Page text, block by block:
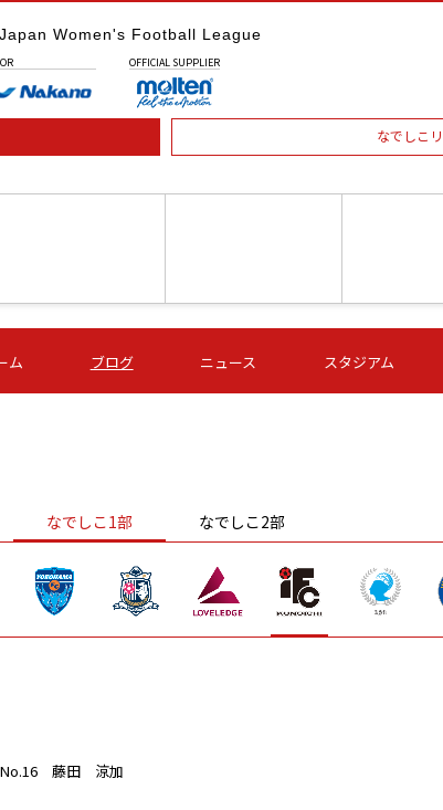
Japan Women's Football League
OFFICIAL SUPPLIER
なでしこ
第16節 09/05 (土) 16:00
ＡＧＦ
-
いちご
-
第16節 09/
-
ム ブログ ニュース スタジアム
なでしこ1部 なでしこ2部
藤田 涼加